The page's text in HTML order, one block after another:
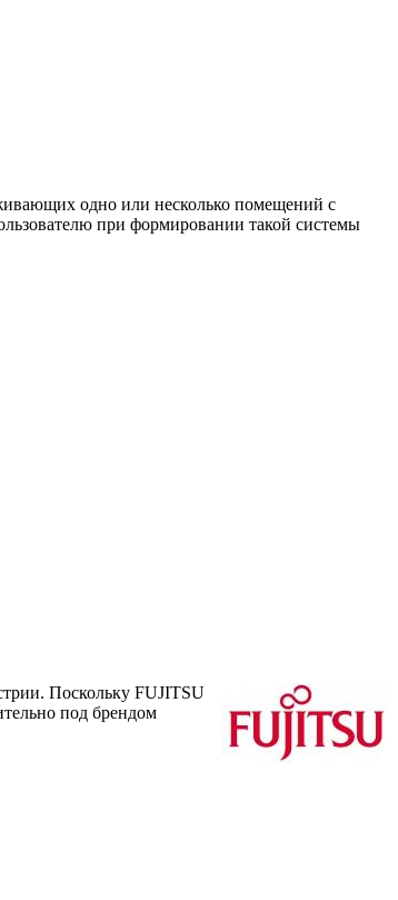
одно или несколько помещений с
при формировании такой системы
Поскольку FUJITSU
под брендом